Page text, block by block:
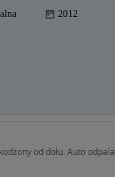
2012
od dołu. Auto odpala